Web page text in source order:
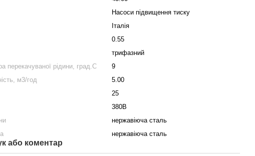
Насоси підвищення тиску
Італія
0.55
трифазний
перекачуваної рідини, град.С
9
м3/год
5.00
25
380В
нержавіюча сталь
нержавіюча сталь
або коментар